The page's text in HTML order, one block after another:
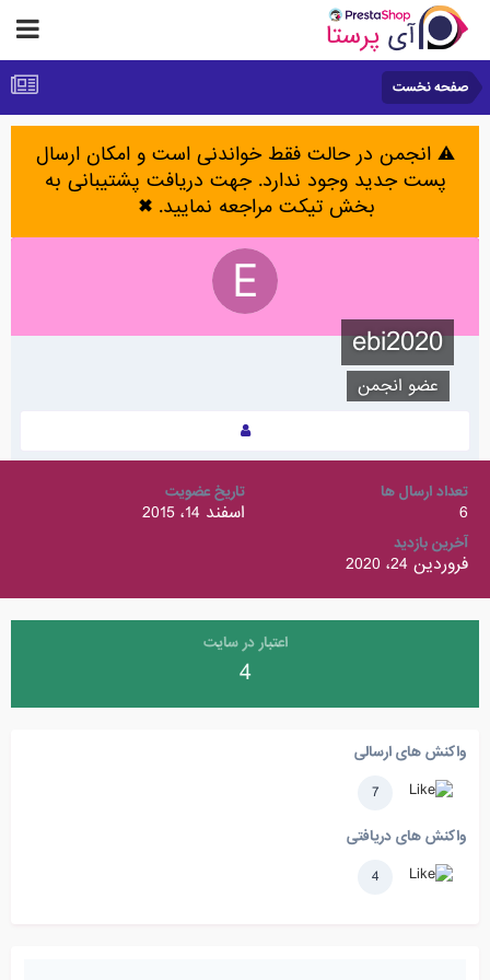
صفحه نخست
⚠️ انجمن در حالت فقط خواندنی است و امکان ارسال
پست جدید وجود ندارد. جهت دریافت پشتیبانی به
بخش تیکت مراجعه نمایید.✖
ebi2020
عضو انجمن
تعداد ارسال ها
6
تاریخ عضویت
اسفند 14، 2015
آخرین بازدید
فروردین 24، 2020
اعتبار در سایت
4
واکنش های ارسالی
7
واکنش های دریافتی
4